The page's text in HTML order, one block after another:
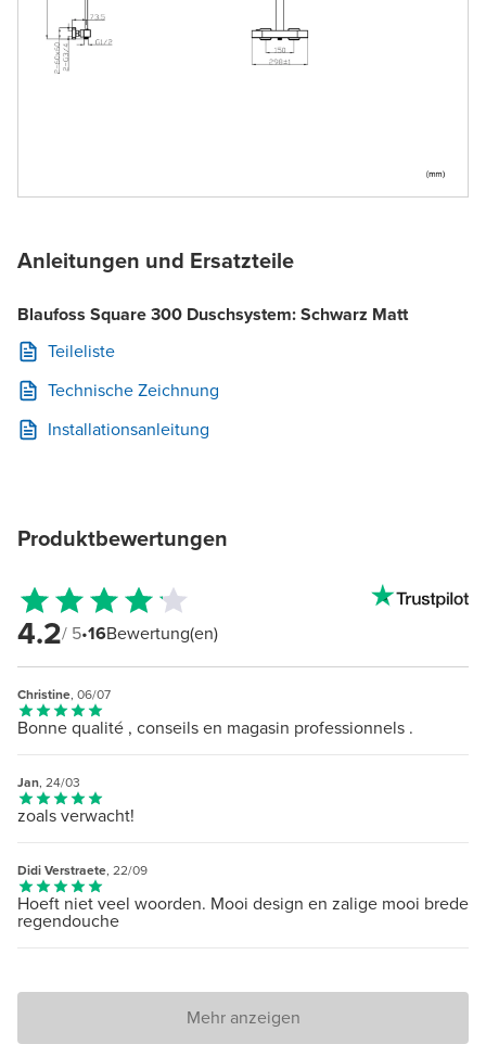
Anleitungen und Ersatzteile
Blaufoss Square 300 Duschsystem: Schwarz Matt
Teileliste
Technische Zeichnung
Installationsanleitung
Produktbewertungen
4.2/ 5•16Bewertung(en)
Christine, 06/07
Bonne qualité , conseils en magasin professionnels .
Jan, 24/03
zoals verwacht!
Didi Verstraete, 22/09
Hoeft niet veel woorden. Mooi design en zalige mooi brede
regendouche
Mehr anzeigen